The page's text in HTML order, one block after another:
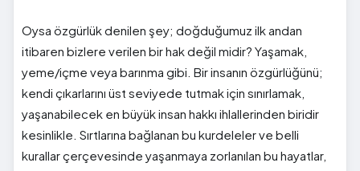
Oysa özgürlük denilen şey; doğduğumuz ilk andan
itibaren bizlere verilen bir hak değil midir? Yaşamak,
yeme/içme veya barınma gibi. Bir insanın özgürlüğünü;
kendi çıkarlarını üst seviyede tutmak için sınırlamak,
yaşanabilecek en büyük insan hakkı ihlallerinden biridir
kesinlikle. Sırtlarına bağlanan bu kurdeleler ve belli
kurallar çerçevesinde yaşanmaya zorlanılan bu hayatlar,